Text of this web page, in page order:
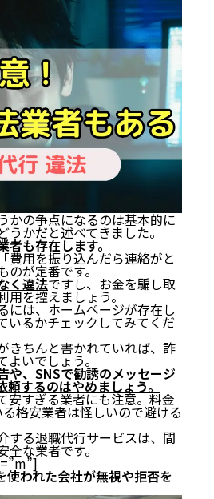
かの争点になるのは基本的に
うかだと述べてきました。
者も存在します。
費用を振り込んだら連絡がと
のが定番です。
く違法ですし、お金を騙し取
用を控えましょう。
には、ホームページが存在し
いるかチェックしてみてくだ
きちんと書かれていれば、詐
いでしょう。
や、SNSで勧誘のメッセージ
頼するのはやめましょう。
安すぎる業者にも注意。料金
格安業者は怪しいので避ける
する退職代行サービスは、間
全な業者です。
われた会社が無視や拒否を